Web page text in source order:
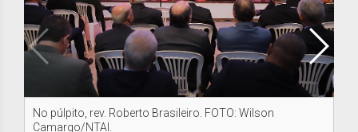
No púlpito, rev. Roberto Brasileiro. FOTO: Wilson
Camargo/NTAI.